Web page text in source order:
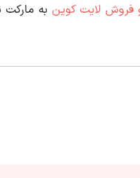
فروش لایت کوین به مارکت